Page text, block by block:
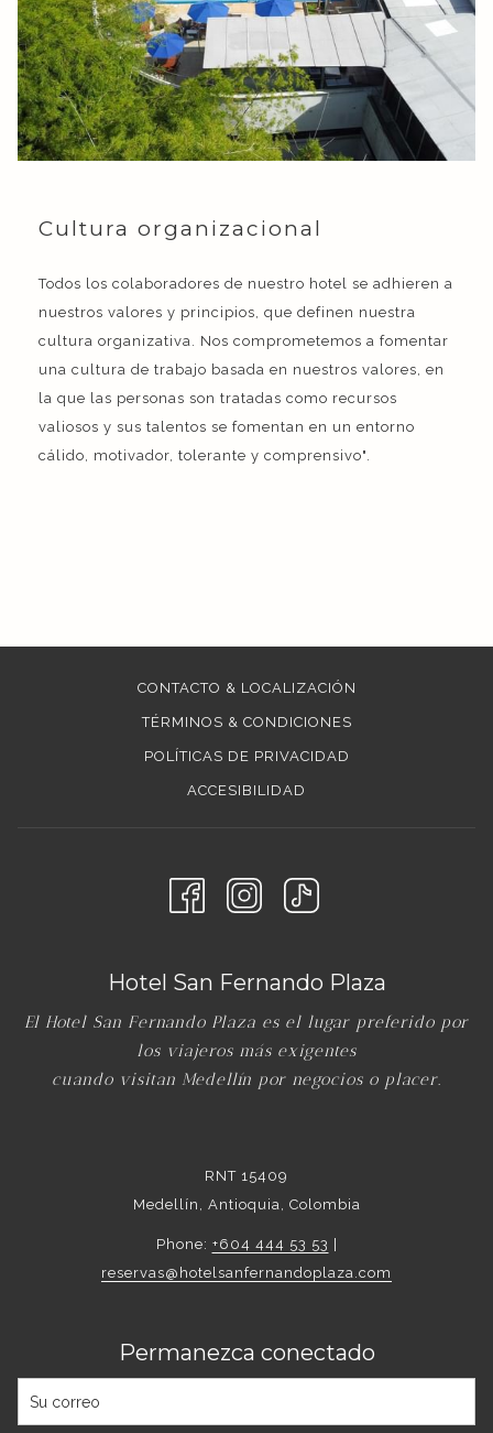
Cultura organizacional
Todos los colaboradores de nuestro hotel se adhieren a
nuestros valores y principios, que definen nuestra
cultura organizativa. Nos comprometemos a fomentar
una cultura de trabajo basada en nuestros valores, en
la que las personas son tratadas como recursos
valiosos y sus talentos se fomentan en un entorno
cálido, motivador, tolerante y comprensivo".
CONTACTO & LOCALIZACIÓN
TÉRMINOS & CONDICIONES
POLÍTICAS DE PRIVACIDAD
ACCESIBILIDAD
Hotel San Fernando Plaza
El Hotel San Fernando Plaza es el lugar preferido por
los viajeros más exigentes
cuando visitan Medellín por negocios o placer.
RNT 15409
Medellín, Antioquia, Colombia
Phone: +604 444 53 53
reservas@hotelsanfernandoplaza.com
Permanezca conectado